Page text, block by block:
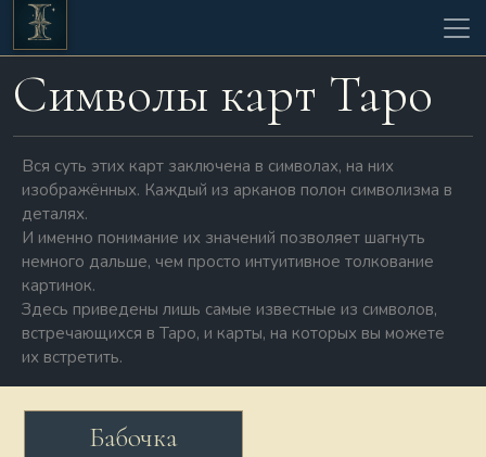
Символы карт Таро
Вся суть этих карт заключена в символах, на них
изображённых. Каждый из арканов полон символизма в
деталях.
И именно понимание их значений позволяет шагнуть
немного дальше, чем просто интуитивное толкование
картинок.
Здесь приведены лишь самые известные из символов,
встречающихся в Таро, и карты, на которых вы можете
их встретить.
Бабочка